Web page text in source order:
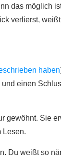
das möglich
verlierst,
haben
einen
gewöhnt. Sie
Lesen.
Du weißt so